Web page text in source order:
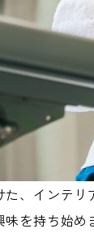
、インテ
を持ち始